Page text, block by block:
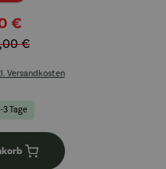
€
€
Versandkosten
Tage